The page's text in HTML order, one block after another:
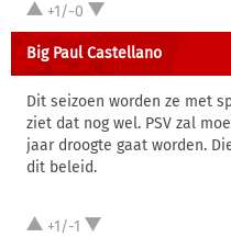
+1/-0
Big Paul Castellano
Dit seizoen worden ze met
ziet dat nog wel. PSV zal
jaar droogte gaat worden.
dit beleid.
+1/-1